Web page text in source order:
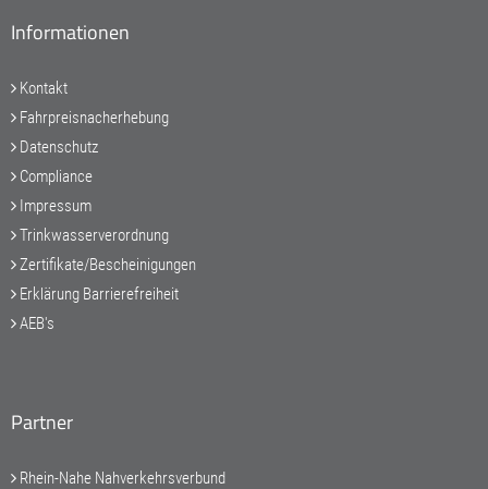
Informationen
Kontakt
Fahrpreisnacherhebung
Datenschutz
Compliance
Impressum
Trinkwasserverordnung
Zertifikate/Bescheinigungen
Erklärung Barrierefreiheit
AEB's
Partner
Rhein-Nahe Nahverkehrsverbund